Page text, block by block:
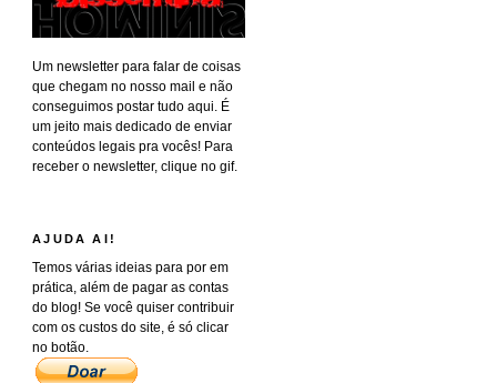
Um newsletter para falar de coisas
que chegam no nosso mail e não
conseguimos postar tudo aqui. É
um jeito mais dedicado de enviar
conteúdos legais pra vocês! Para
receber o newsletter, clique no gif.
AJUDA AI!
Temos várias ideias para por em
prática, além de pagar as contas
do blog! Se você quiser contribuir
com os custos do site, é só clicar
no botão.